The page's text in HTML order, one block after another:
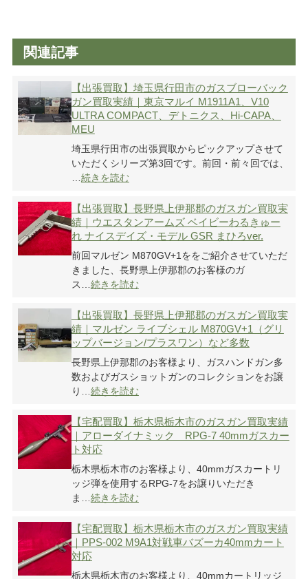
関連記事
【出張買取】埼玉県行田市のガスブローバック
ガン買取実績｜東京マルイ M1911A1、V10
ULTRA COMPACT、デトニクス、Hi-CAPA、
MEU
埼玉県行田市の出張買取からピックアップさせて
いただくシリーズ第3回です。前回・前々回では、
…続きを読む
【出張買取】長野県上伊那郡のガスガン買取実
績｜ウエスタンアームズ ベイビーわるきゅー
れ ナイスデイズ・モデル GSR まひろver.
前回マルゼン M870GV+1ををご紹介させていただ
きました、長野県上伊那郡のお客様のガ
ス…続きを読む
【出張買取】長野県上伊那郡のガスガン買取実
績｜マルゼン ライブシェル M870GV+1（グリ
ップバージョン/プラスワン）など多数
長野県上伊那郡のお客様より、ガスハンドガン多
数およびガスショットガンのコレクションをお譲
り…続きを読む
【宅配買取】栃木県栃木市のガスガン買取実績
｜アローダイナミック RPG-7 40mmガスカー
ト対応
栃木県栃木市のお客様より、40mmガスカートリ
ッジ弾を使用するRPG-7をお譲りいただき
ま…続きを読む
【宅配買取】栃木県栃木市のガスガン買取実績
｜PPS-002 M9A1対戦車バズーカ40mmカート
対応
栃木県栃木市のお客様より、40mmカートリッジ